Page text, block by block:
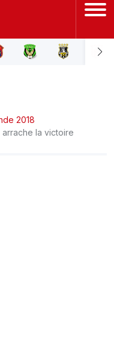
2018
arrache la victoire